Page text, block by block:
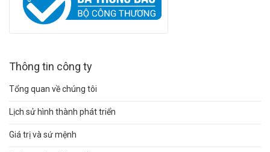
Thông tin công ty
Tổng quan về chúng tôi
Lịch sử hình thành phát triển
Giá trị và sứ mệnh